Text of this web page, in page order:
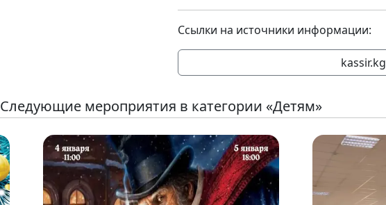
Ссылки на источники информации:
kassir.kg
Следующие мероприятия в категории «Детям»